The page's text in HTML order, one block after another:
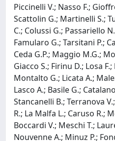
Piccinelli V.; Nasso F.;
Scattolin G.; Martinelli S.;
C.; Colussi G.; Passariello
Famularo G.; Tarsitani P.;
Ceda G.P.; Maggio M.G.;
Giacco S.; Firinu D.; Losa
Montalto G.; Licata A.;
Lasco A.; Basile G.;
Stancanelli B.; Terranova
R.; La Malfa L.; Caruso R.;
Boccardi V.; Meschi T.;
Nouvenne A.; Minuz P.;